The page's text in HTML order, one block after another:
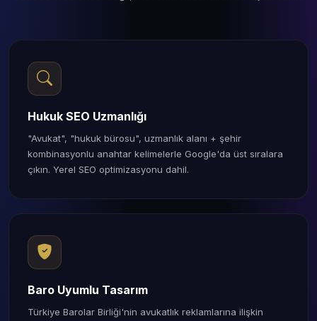
Hukuk SEO Uzmanlığı
"Avukat", "hukuk bürosu", uzmanlık alanı + şehir
kombinasyonlu anahtar kelimelerle Google'da üst sıralara
çıkın. Yerel SEO optimizasyonu dahil.
Baro Uyumlu Tasarım
Türkiye Barolar Birliği'nin avukatlık reklamlarına ilişkin